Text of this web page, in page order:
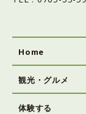
Home
観光・グルメ
体験する